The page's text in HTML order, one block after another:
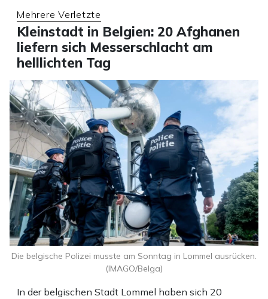
Mehrere Verletzte
Kleinstadt in Belgien: 20 Afghanen
liefern sich Messerschlacht am
helllichten Tag
In der belgischen Stadt Lommel haben sich 20
Die belgische Polizei musste am Sonntag in Lommel ausrücken.
(IMAGO/Belga)